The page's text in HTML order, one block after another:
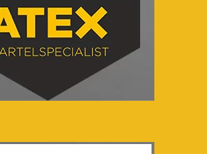
meer info...